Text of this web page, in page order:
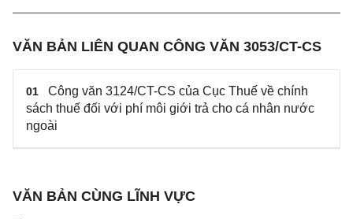
VĂN BẢN LIÊN QUAN CÔNG VĂN 3053/CT-CS
01
Công văn 3124/CT-CS của Cục Thuế về chính
sách thuế đối với phí môi giới trả cho cá nhân nước
ngoài
VĂN BẢN CÙNG LĨNH VỰC